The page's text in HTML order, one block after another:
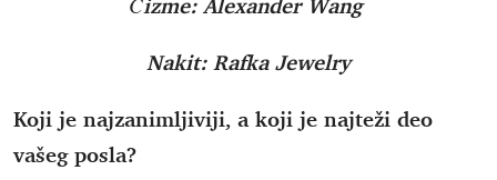
Čizme: Alexander Wang
Nakit: Rafka Jewelry
Koji je najzanimljiviji, a koji je najteži deo
vašeg posla?